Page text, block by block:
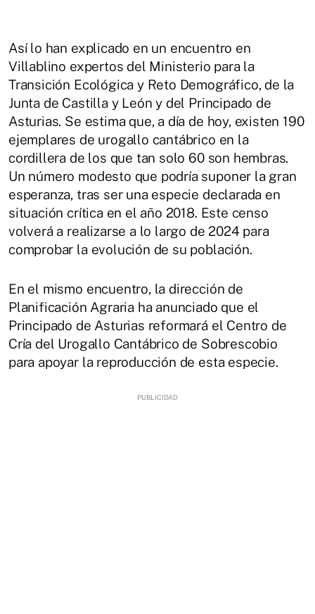
Así lo han explicado en un encuentro en
Villablino expertos del Ministerio para la
Transición Ecológica y Reto Demográfico, de la
Junta de Castilla y León y del Principado de
Asturias. Se estima que, a día de hoy, existen 190
ejemplares de urogallo cantábrico en la
cordillera de los que tan solo 60 son hembras.
Un número modesto que podría suponer la gran
esperanza, tras ser una especie declarada en
situación crítica en el año 2018. Este censo
volverá a realizarse a lo largo de 2024 para
comprobar la evolución de su población.
En el mismo encuentro, la dirección de
Planificación Agraria ha anunciado que el
Principado de Asturias reformará el Centro de
Cría del Urogallo Cantábrico de Sobrescobio
para apoyar la reproducción de esta especie.